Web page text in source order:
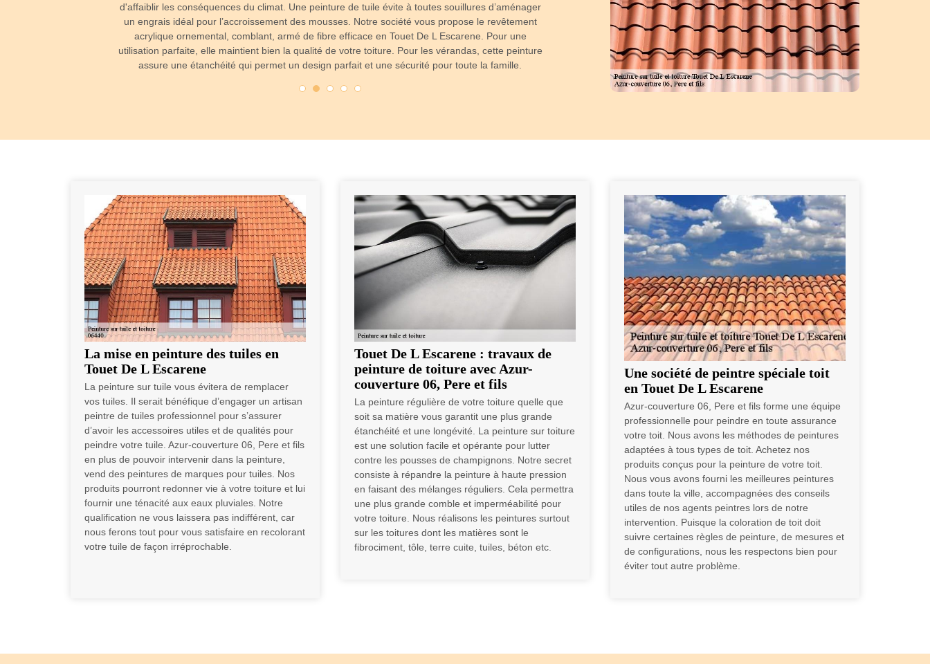
d'affaiblir les conséquences du climat. Une peinture de tuile évite à toutes souillures d’aménager
un engrais idéal pour l’accroissement des mousses. Notre société vous propose le revêtement
acrylique ornemental, comblant, armé de fibre efficace en Touet De L Escarene. Pour une
utilisation parfaite, elle maintient bien la qualité de votre toiture. Pour les vérandas, cette peinture
assure une étanchéité qui permet un design parfait et une sécurité pour toute la famille.
travaux et aussi pour vous simplifier la tâche, Azur-couverture 06, Pere et fils à
Escarene met à votre service une équipe compétente dans le domaine. Cette
présentera les règles à respecter, et aussi les techniques à adopter pour obtenir
admirable. Nous nous efforçons de répondre à vos requêtes tout en restant
La mise en peinture des tuiles en
Touet De L Escarene
La peinture sur tuile vous évitera de remplacer
vos tuiles. Il serait bénéfique d’engager un artisan
peintre de tuiles professionnel pour s’assurer
d’avoir les accessoires utiles et de qualités pour
peindre votre tuile. Azur-couverture 06, Pere et fils
en plus de pouvoir intervenir dans la peinture,
vend des peintures de marques pour tuiles. Nos
produits pourront redonner vie à votre toiture et lui
fournir une ténacité aux eaux pluviales. Notre
qualification ne vous laissera pas indifférent, car
nous ferons tout pour vous satisfaire en recolorant
votre tuile de façon irréprochable.
Touet De L Escarene : travaux de
peinture de toiture avec Azur-
couverture 06, Pere et fils
La peinture régulière de votre toiture quelle que
soit sa matière vous garantit une plus grande
étanchéité et une longévité. La peinture sur toiture
est une solution facile et opérante pour lutter
contre les pousses de champignons. Notre secret
consiste à répandre la peinture à haute pression
en faisant des mélanges réguliers. Cela permettra
une plus grande comble et imperméabilité pour
votre toiture. Nous réalisons les peintures surtout
sur les toitures dont les matières sont le
fibrociment, tôle, terre cuite, tuiles, béton etc.
Une société de peintre spéciale toit
en Touet De L Escarene
Azur-couverture 06, Pere et fils forme une équipe
professionnelle pour peindre en toute assurance
votre toit. Nous avons les méthodes de peintures
adaptées à tous types de toit. Achetez nos
produits conçus pour la peinture de votre toit.
Nous vous avons fourni les meilleures peintures
dans toute la ville, accompagnées des conseils
utiles de nos agents peintres lors de notre
intervention. Puisque la coloration de toit doit
suivre certaines règles de peinture, de mesures et
de configurations, nous les respectons bien pour
éviter tout autre problème.